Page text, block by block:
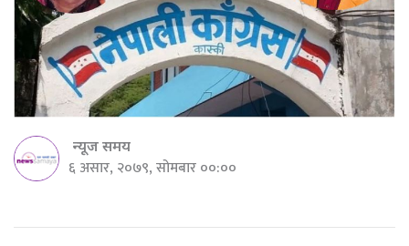
न्यूज समय
६ असार, २०७९, सोमबार ००:००